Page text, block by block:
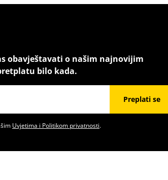
obavještavati o našim najnovijim
bilo kada.
Preplati se
Uvjetima i Politikom privatnosti.